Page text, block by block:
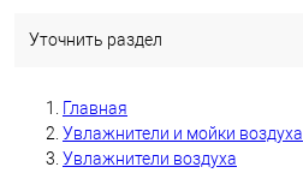
Уточнить раздел
Главная
Увлажнители и мойки воздуха
Увлажнители воздуха